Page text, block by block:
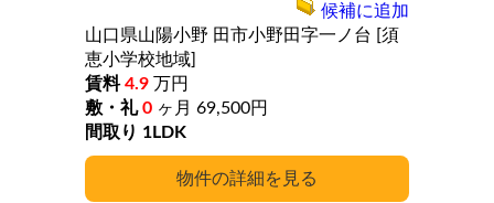
詳細
山口県山陽小野 田市小野田字一ノ台 [須
恵小学校地域]
4.9 万円
0 ヶ月 69,500円
1LDK
候補に追加